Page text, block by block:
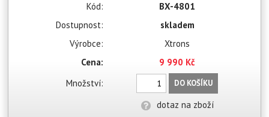
Kód:
BX-4801
Dostupnost:
skladem
Výrobce:
Xtrons
Cena:
9 990 Kč
Množství:
DO KOŠÍKU
dotaz na zboží